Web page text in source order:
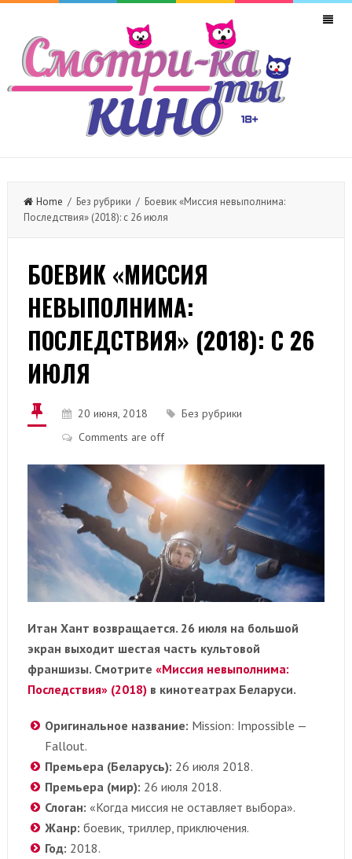
Home / Без рубрики / Боевик «Миссия невыполнима:
Последствия» (2018): с 26 июля
БОЕВИК «МИССИЯ
НЕВЫПОЛНИМА:
ПОСЛЕДСТВИЯ» (2018): С 26
ИЮЛЯ
20 июня, 2018
Без рубрики
Comments are off
Итан Хант возвращается. 26 июля на большой
экран выходит шестая часть культовой
франшизы. Смотрите «Миссия невыполнима:
Последствия» (2018)в кинотеатрах Беларуси.
Оригинальное название: Mission: Impossible —
Fallout.
Премьера (Беларусь): 26 июля 2018.
Премьера (мир): 26 июля 2018.
Слоган: «Когда миссия не оставляет выбора».
Жанр: боевик, триллер, приключения.
Год: 2018.